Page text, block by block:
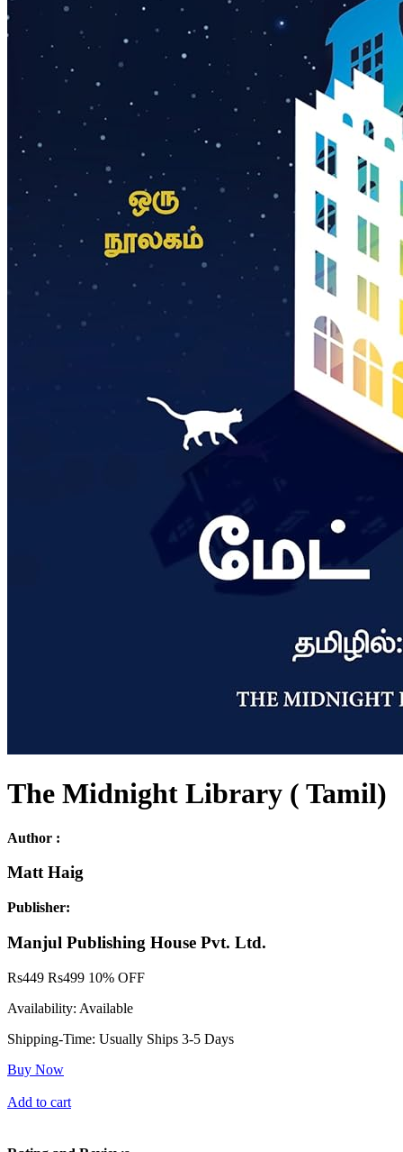
The Midnight Library ( Tamil)
Author :
Matt Haig
Publisher:
Manjul Publishing House Pvt. Ltd.
Rs449 Rs499 10% OFF
Availability: Available
Shipping-Time: Usually Ships 3-5 Days
Buy Now
Add to cart